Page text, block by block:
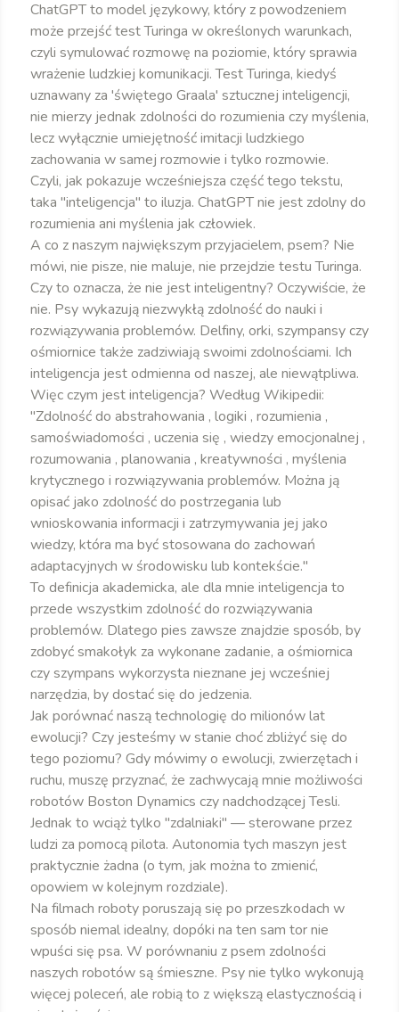
ChatGPT to model językowy, który z powodzeniem
może przejść test Turinga w określonych warunkach,
czyli symulować rozmowę na poziomie, który sprawia
wrażenie ludzkiej komunikacji. Test Turinga, kiedyś
uznawany za 'świętego Graala' sztucznej inteligencji,
nie mierzy jednak zdolności do rozumienia czy myślenia,
lecz wyłącznie umiejętność imitacji ludzkiego
zachowania w samej rozmowie i tylko rozmowie.
Czyli, jak pokazuje wcześniejsza część tego tekstu,
taka "inteligencja" to iluzja. ChatGPT nie jest zdolny do
rozumienia ani myślenia jak człowiek.
A co z naszym największym przyjacielem, psem? Nie
mówi, nie pisze, nie maluje, nie przejdzie testu Turinga.
Czy to oznacza, że nie jest inteligentny? Oczywiście, że
nie. Psy wykazują niezwykłą zdolność do nauki i
rozwiązywania problemów. Delfiny, orki, szympansy czy
ośmiornice także zadziwiają swoimi zdolnościami. Ich
inteligencja jest odmienna od naszej, ale niewątpliwa.
Więc czym jest inteligencja? Według Wikipedii:
"Zdolność do abstrahowania , logiki , rozumienia ,
samoświadomości , uczenia się , wiedzy emocjonalnej ,
rozumowania , planowania , kreatywności , myślenia
krytycznego i rozwiązywania problemów. Można ją
opisać jako zdolność do postrzegania lub
wnioskowania informacji i zatrzymywania jej jako
wiedzy, która ma być stosowana do zachowań
adaptacyjnych w środowisku lub kontekście."
To definicja akademicka, ale dla mnie inteligencja to
przede wszystkim zdolność do rozwiązywania
problemów. Dlatego pies zawsze znajdzie sposób, by
zdobyć smakołyk za wykonane zadanie, a ośmiornica
czy szympans wykorzysta nieznane jej wcześniej
narzędzia, by dostać się do jedzenia.
Jak porównać naszą technologię do milionów lat
ewolucji? Czy jesteśmy w stanie choć zbliżyć się do
tego poziomu? Gdy mówimy o ewolucji, zwierzętach i
ruchu, muszę przyznać, że zachwycają mnie możliwości
robotów Boston Dynamics czy nadchodzącej Tesli.
Jednak to wciąż tylko "zdalniaki" — sterowane przez
ludzi za pomocą pilota. Autonomia tych maszyn jest
praktycznie żadna (o tym, jak można to zmienić,
opowiem w kolejnym rozdziale).
Na filmach roboty poruszają się po przeszkodach w
sposób niemal idealny, dopóki na ten sam tor nie
wpuści się psa. W porównaniu z psem zdolności
naszych robotów są śmieszne. Psy nie tylko wykonują
więcej poleceń, ale robią to z większą elastycznością i